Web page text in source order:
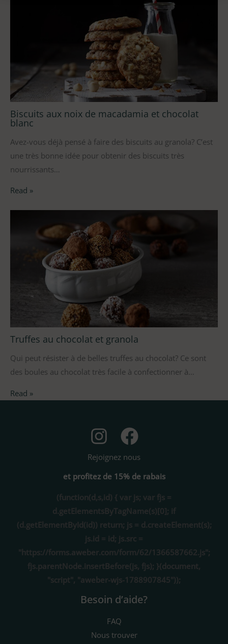
Biscuits aux noix de macadamia et chocolat
blanc
Avez-vous déjà pensé à faire des biscuits au granola? C’est
une très bonne idée pour obtenir des biscuits très
nourrissants…
Read »
Truffes au chocolat et granola
Qui peut résister à de belles truffes au chocolat? Ce sont
des boules au chocolat très facile à confectionner à…
Read »
Rejoignez nous
et profitez de 15% de rabais
(function(d,s,id) { var js; var fjs =
d.getElementsByTagName(s)[0]; if
(d.getElementById(id)) return; js = d.createElement(s);
js.id = id; js.src =
"https://forms.aweber.com/form/62/1366587662.js";
fjs.parentNode.insertBefore(js, fjs); }(document,
"script", "aweber-wjs-1788907845"));
Besoin d’aide?
FAQ
Nous trouver